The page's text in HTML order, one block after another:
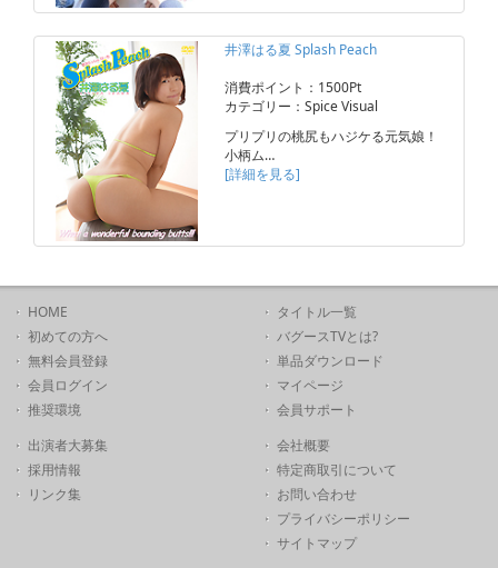
井澤はる夏 Splash Peach
消費ポイント：1500Pt
カテゴリー：Spice Visual
プリプリの桃尻もハジケる元気娘！
小柄ム…
[詳細を見る]
HOME
初めての方へ
無料会員登録
会員ログイン
推奨環境
タイトル一覧
バグースTVとは?
単品ダウンロード
マイページ
会員サポート
出演者大募集
採用情報
リンク集
会社概要
特定商取引について
お問い合わせ
プライバシーポリシー
サイトマップ